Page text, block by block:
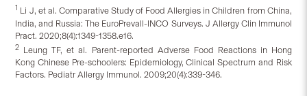
1 Li J, et al. Comparative Study of Food Allergies in Children from China,
India, and Russia: The EuroPrevall-INCO Surveys. J Allergy Clin Immunol
Pract. 2020;8(4):1349-1358.e16.
2
Leung TF, et al. Parent-reported Adverse Food Reactions in Hong
Kong Chinese Pre-schoolers: Epidemiology, Clinical Spectrum and Risk
Factors. Pediatr Allergy Immunol. 2009;20(4):339-346.